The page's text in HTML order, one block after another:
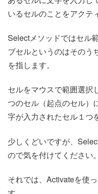
いるセルのことをアクテ
Selectメソッドではセル
ブセルというのはそのう
を指します。
セルをマウスで範囲選択
つのセル（起点のセル）
字が入力されたセル１つ
少しくどいですが、
ので気を付けてください。
それでは、Activateを使